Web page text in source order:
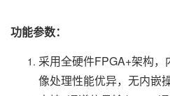
功能参数：
采用全硬件FPGA+架构
像处理性能优异，无内嵌